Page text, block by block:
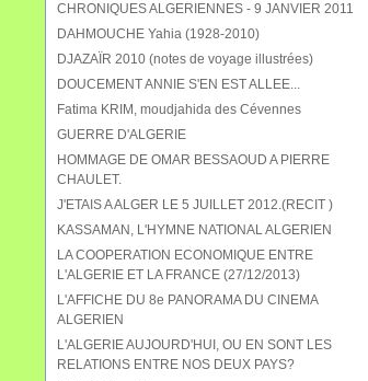
CHRONIQUES ALGERIENNES - 9 JANVIER 2011
DAHMOUCHE Yahia (1928-2010)
DJAZAÏR 2010 (notes de voyage illustrées)
DOUCEMENT ANNIE S'EN EST ALLEE...
Fatima KRIM, moudjahida des Cévennes
GUERRE D'ALGERIE
HOMMAGE DE OMAR BESSAOUD A PIERRE
CHAULET.
J'ETAIS A ALGER LE 5 JUILLET 2012.(RECIT )
KASSAMAN, L'HYMNE NATIONAL ALGERIEN
LA COOPERATION ECONOMIQUE ENTRE
L'ALGERIE ET LA FRANCE (27/12/2013)
L'AFFICHE DU 8e PANORAMA DU CINEMA
ALGERIEN
L'ALGERIE AUJOURD'HUI, OU EN SONT LES
RELATIONS ENTRE NOS DEUX PAYS?